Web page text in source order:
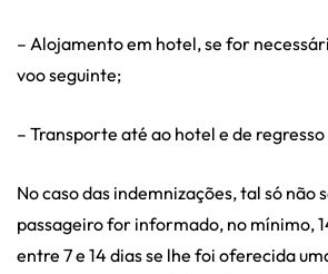
– Alojamento em hotel, se for
voo seguinte;
– Transporte até ao hotel e de
No caso das indemnizações, tal só não
passageiro for informado, no mínimo,
entre 7 e 14 dias se lhe foi oferecida